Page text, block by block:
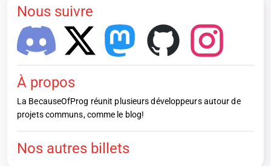
Nous suivre
À propos
La BecauseOfProg réunit plusieurs développeurs autour de
projets communs, comme le blog!
Nos autres billets